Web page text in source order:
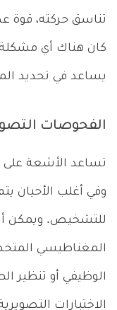
تناسق حركته، قوة
كان هناك أي
يساعد في تحديد
الفحوصات
تساعد الأشعة على
وفي أغلب الأحيان
للتشخيص. ويمكن
المغناطيسي
الوظيفي أو تنظير
الاختبارات